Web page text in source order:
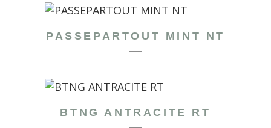
PASSEPARTOUT MINT NT
BTNG ANTRACITE RT